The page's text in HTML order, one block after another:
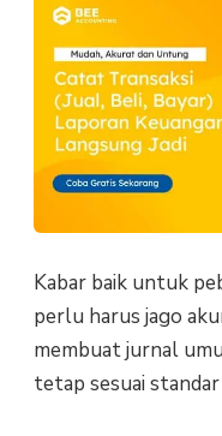
Kabar baik untuk
perlu harus jago
membuat jurnal
tetap sesuai